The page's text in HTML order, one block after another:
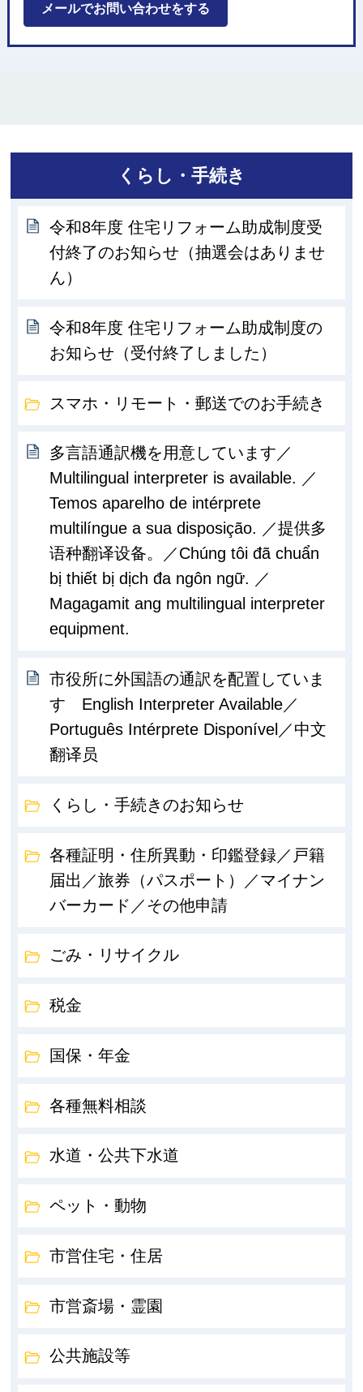
メールでお問い合わせをする
くらし・手続き
令和8年度 住宅リフォーム助成制度受
付終了のお知らせ（抽選会はありませ
ん）
令和8年度 住宅リフォーム助成制度の
お知らせ（受付終了しました）
スマホ・リモート・郵送でのお手続き
多言語通訳機を用意しています／
Multilingual interpreter is available. ／
Temos aparelho de intérprete
multilíngue a sua disposição. ／提供多
语种翻译设备。／Chúng tôi đã chuẩn
bị thiết bị dịch đa ngôn ngữ. ／
Magagamit ang multilingual interpreter
equipment.
市役所に外国語の通訳を配置していま
す English Interpreter Available／
Português Intérprete Disponível／中文
翻译员
くらし・手続きのお知らせ
各種証明・住所異動・印鑑登録／戸籍
届出／旅券（パスポート）／マイナン
バーカード／その他申請
ごみ・リサイクル
税金
国保・年金
各種無料相談
水道・公共下水道
ペット・動物
市営住宅・住居
市営斎場・霊園
公共施設等